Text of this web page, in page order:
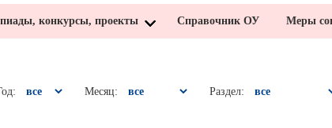
конкурсы, проекты Справочник ОУ Меры
Месяц: Раздел: